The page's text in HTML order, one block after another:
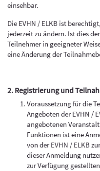
einsehbar.
Die EVHN / ELKB ist
jederzeit zu ändern. Ist dies
Teilnehmer in geeigneter
eine Änderung der
2. Registrierung und
Voraussetzung für die
Angeboten der EVHN /
angebotenen
Funktionen ist eine
von der EVHN / ELKB
dieser Anmeldung
zur Verfügung